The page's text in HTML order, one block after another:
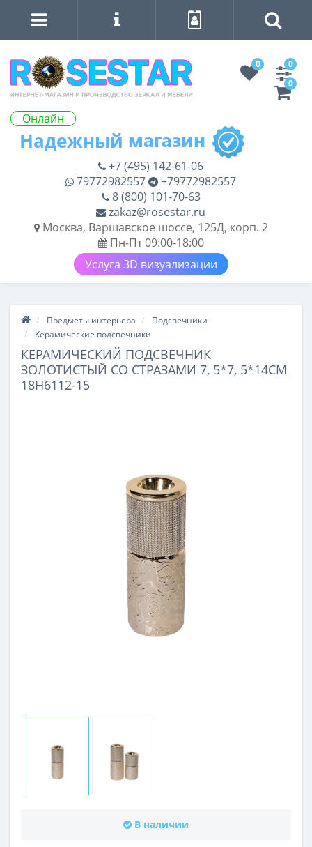
Онлайн
0
0
0
+7 (495) 142-61-06
79772982557
+79772982557
8 (800) 101-70-63
zakaz@rosestar.ru
Москва, Варшавское шоссе, 125Д, корп. 2
Пн-Пт 09:00-18:00
Услуга 3D визуализации
Предметы интерьера
Подсвечники
Керамические подсвечники
КЕРАМИЧЕСКИЙ ПОДСВЕЧНИК
ЗОЛОТИСТЫЙ СО СТРАЗАМИ 7, 5*7, 5*14СМ
18H6112-15
В наличии